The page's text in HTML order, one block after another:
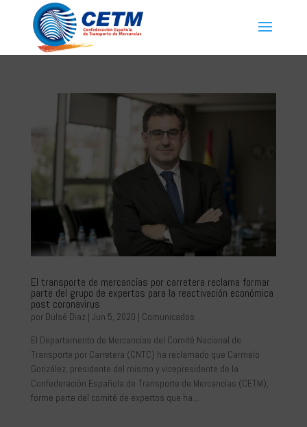
El transporte de mercancías por carretera reclama formar
parte del grupo de expertos para la reactivación económica
post coronavirus
por Dulsé Diaz | Jun 5, 2020 | Comunicados
El Departamento de Mercancías del Comité Nacional de
Transporte por Carretera (CNTC) ha reclamado que Carmelo
González, presidente del mismo y vicepresidente de la
Confederación Española de Transporte de Mercancías (CETM),
forme parte del comité de expertos que ha...